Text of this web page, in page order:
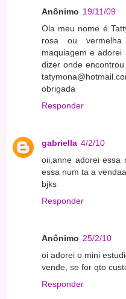
Anônimo 19/11/09
Ola meu nome é
rosa ou
maquiagem e
dizer onde
obrigada
Responder
gabriella 4/2/10
oii,anne adorei essa
essa num ta a
bjks
Responder
Anônimo 25/2/10
oi adorei o mini
vende, se for qto
Responder